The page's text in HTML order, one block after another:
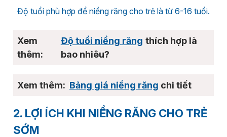
Độ tuổi phù hợp để niềng răng cho trẻ là từ 6-16 tuổi.
Độ tuổi niềng răng thích hợp là
bao nhiêu?
Bảng giá niềng răng chi tiết
2. LỢI ÍCH KHI NIỀNG RĂNG CHO TRẺ
SỚM